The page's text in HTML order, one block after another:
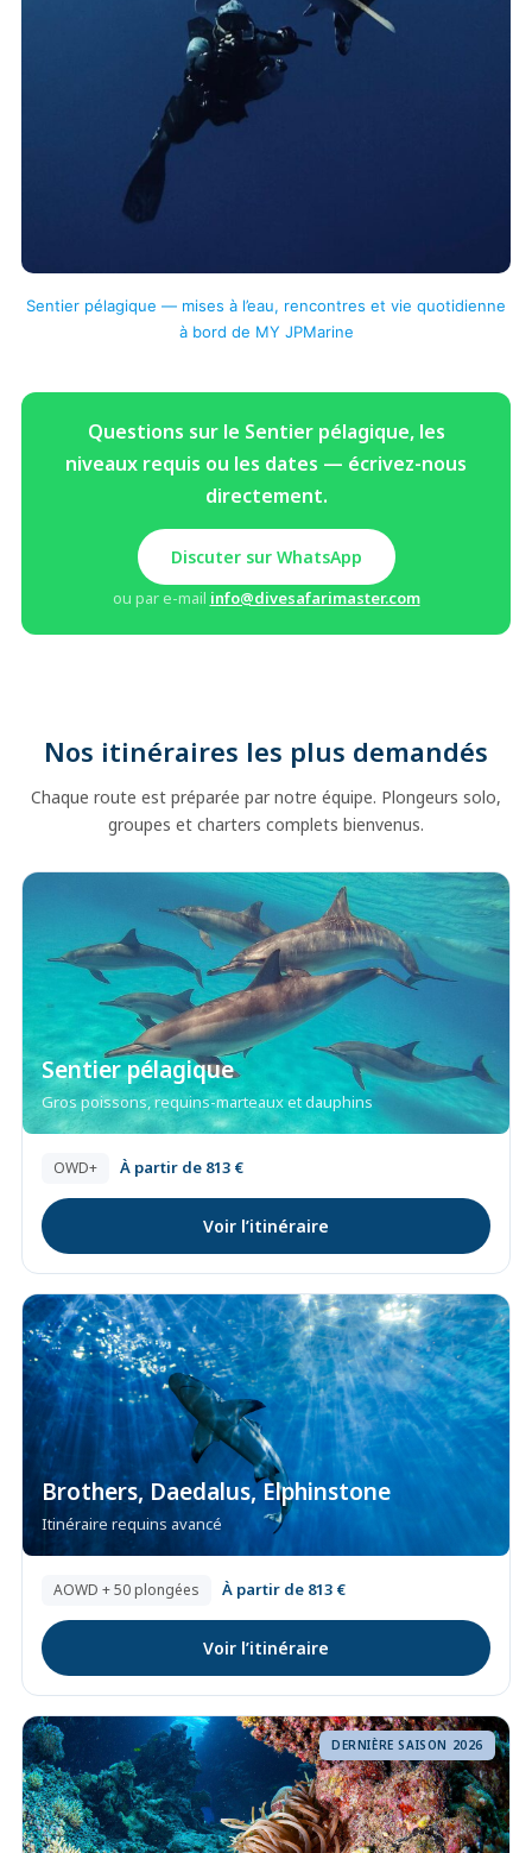
Sentier pélagique — mises à l’eau, rencontres et vie quotidienne
à bord de MY JPMarine
Questions sur le Sentier pélagique, les
niveaux requis ou les dates — écrivez-nous
directement.
Discuter sur WhatsApp
ou par e-mail info@divesafarimaster.com
Nos itinéraires les plus demandés
Chaque route est préparée par notre équipe. Plongeurs solo,
groupes et charters complets bienvenus.
Sentier pélagique
Gros poissons, requins-marteaux et dauphins
OWD+ À partir de 813 €
Voir l’itinéraire
Brothers, Daedalus, Elphinstone
Itinéraire requins avancé
AOWD + 50 plongées À partir de 813 €
Voir l’itinéraire
DERNIÈRE SAISON 2026